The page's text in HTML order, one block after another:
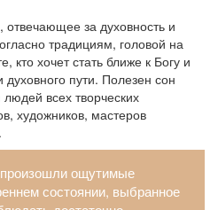
отвечающее за духовность и
традициям, головой на
кто хочет стать ближе к Богу и
духовного пути. Полезен сон
всех творческих
художников, мастеров
ощутимые
состоянии, выбранное